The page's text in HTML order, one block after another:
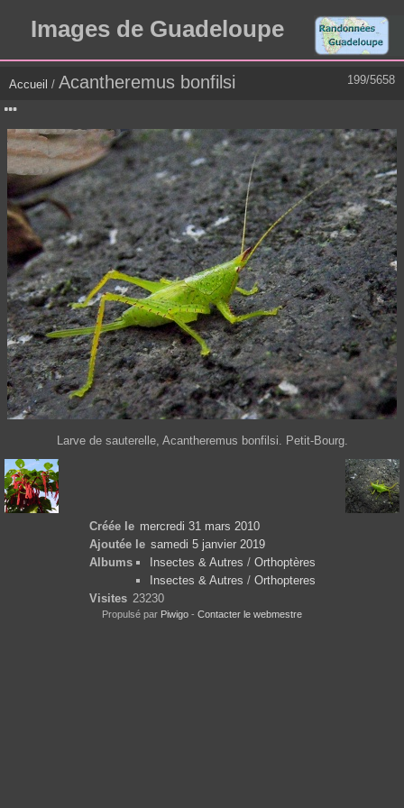
Images de Guadeloupe
199/5658
Accueil / Acantheremus bonfilsi
Larve de sauterelle, Acantheremus bonfilsi. Petit-Bourg.
Créée le mercredi 31 mars 2010
Ajoutée le samedi 5 janvier 2019
Albums
Insectes & Autres / Orthoptères
Insectes & Autres / Orthopteres
Visites 23230
Propulsé par Piwigo - Contacter le webmestre